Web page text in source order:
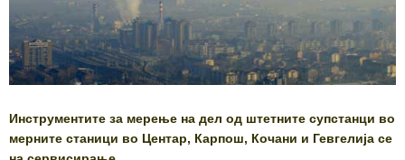
Инструментите за мерење на дел од штетните супстанци во
мерните станици во Центар, Карпош, Кочани и Гевгелија се